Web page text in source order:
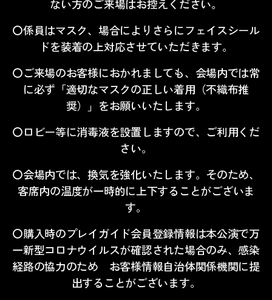
ない方のご来場はお控えください。
〇係員はマスク、場合によりさらにフェイスシール
ドを装着の上対応させていただきます。
〇ご来場のお客様におかれましても、会場内では常
に必ず「適切なマスクの正しい着用（不織布推
奨）」をお願いいたします。
〇ロビー等に消毒液を設置しますので、ご利用くだ
さい。
〇会場内では、換気を強化いたします。そのため、
客席内の温度が一時的に上下することがございま
す。
〇購入時のプレイガイド会員登録情報は本公演で万
一新型コロナウイルスが確認された場合のみ、感染
経路の協力のため お客様情報自治体関係機関に提
出することがございます。